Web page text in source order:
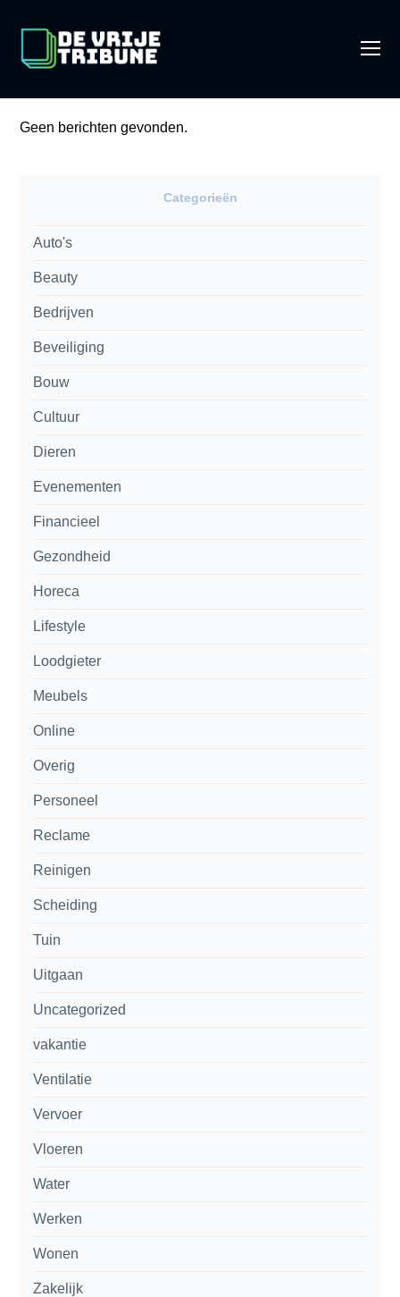
Geen berichten gevonden.
Categorieën
Auto's
Beauty
Bedrijven
Beveiliging
Bouw
Cultuur
Dieren
Evenementen
Financieel
Gezondheid
Horeca
Lifestyle
Loodgieter
Meubels
Online
Overig
Personeel
Reclame
Reinigen
Scheiding
Tuin
Uitgaan
Uncategorized
vakantie
Ventilatie
Vervoer
Vloeren
Water
Werken
Wonen
Zakelijk